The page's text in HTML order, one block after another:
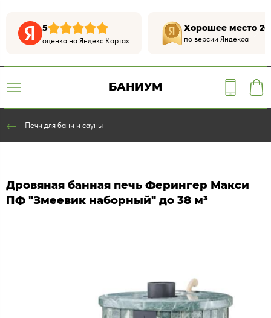
5
оценка на Яндекс Картах
Хорошее место
по версии Яндекса
БАНИУМ
Печи для бани и сауны
Дровяная банная печь Ферингер Макси
ПФ "Змеевик наборный" до 38 м³